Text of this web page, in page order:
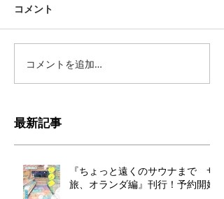
コメント
コメントを追加…
最新記事
『ちょっと遠くのサウナまで サ
旅、オランダ編』刊行！予約開始